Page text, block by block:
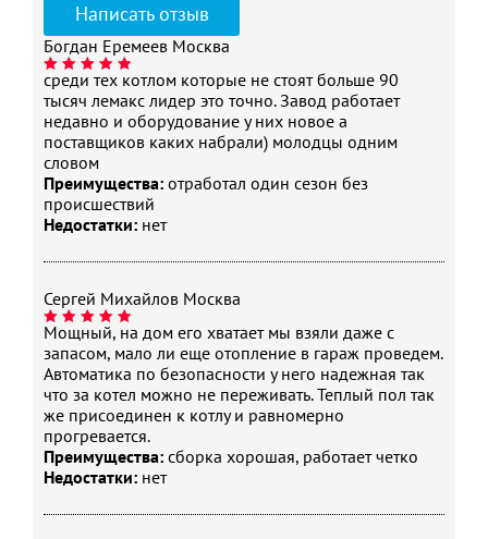
Объем расширительного
бака, л
Давление в
расширительном баке, МПа
Максимальное входное
давление холодной воды,
МПа
Минимальное входное
давление холодной воды,
0,02
в контуре ГВС, л/мин
Количество горячей воды
при ΔТ=25 °C, л/мин
Количество горячей воды
при ΔТ=35 °C, л/мин
9,8
Диаметр коаксиального
дымохода, мм
Диаметр дымохода, мм
Написать отзыв
Богдан Еремеев Москва
среди тех котлом которые не стоят больше 90
тысяч лемакс лидер это точно. Завод работает
недавно и оборудование у них новое а
поставщиков каких набрали) молодцы одним
словом
Преимущества: отработал один сезон без
происшествий
Недостатки: нет
Сергей Михайлов Москва
Мощный, на дом его хватает мы взяли даже с
запасом, мало ли еще отопление в гараж проведем.
Автоматика по безопасности у него надежная так
что за котел можно не переживать. Теплый пол так
же присоединен к котлу и равномерно
прогревается.
Преимущества: сборка хорошая, работает четко
Недостатки: нет